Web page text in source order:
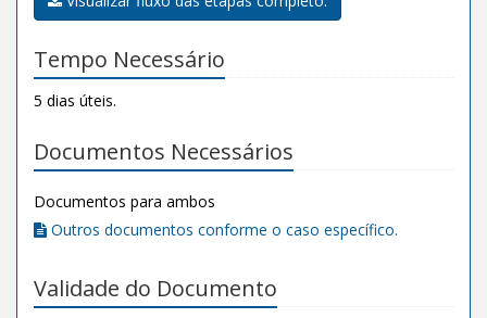
Tempo Necessário
5 dias úteis.
Documentos Necessários
Documentos para ambos
Outros documentos conforme o caso específico.
Validade do Documento